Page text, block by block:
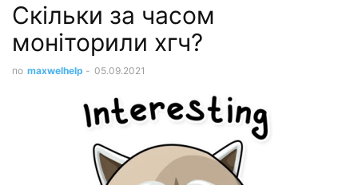
Скільки за часом
моніторили хгч?
по maxwelhelp - 05.09.2021